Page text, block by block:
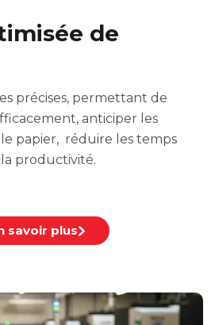
de
précises, permettant de
anticiper les
papier, réduire les temps
productivité.
savoir plus